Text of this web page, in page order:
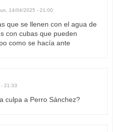
14/04/2025 - 21:00
que se llenen con el agua de
con cubas que pueden
como se hacía ante
21:33
culpa a Perro Sánchez?